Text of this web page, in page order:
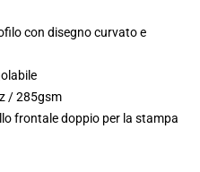
con disegno curvato e
/ 285gsm
frontale doppio per la stampa